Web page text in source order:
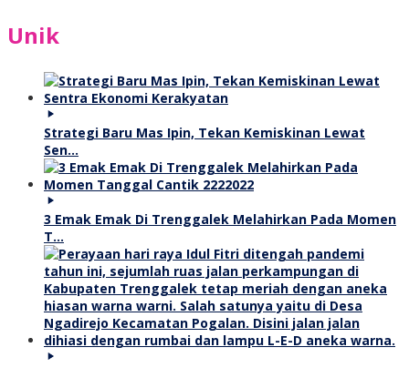
Unik
Strategi Baru Mas Ipin, Tekan Kemiskinan Lewat
Sen…
3 Emak Emak Di Trenggalek Melahirkan Pada Momen
T…